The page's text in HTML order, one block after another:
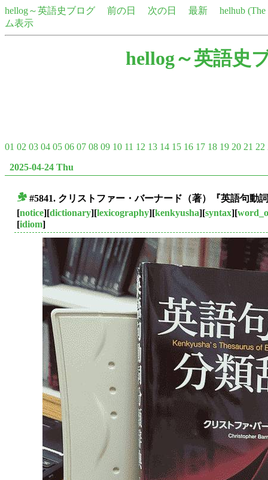
hellog～英語史ブログ 前の日 次の日 最新
helhub
ム表示
hellog～英語史
01 02 03 04 05 06 07 08 09 10 11 12 13 14 15 16 17 18 19 20 21 22
2025-04-24 Thu
#5841. クリストファー・バーナード（著）『英語句動
[notice][dictionary][lexicography][kenkyusha][syntax][
[idiom]